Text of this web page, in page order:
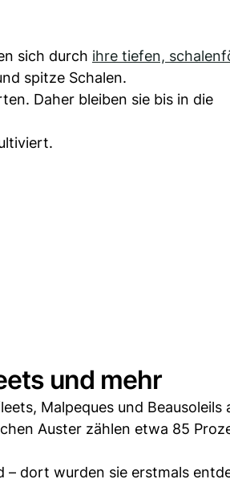
sich durch ihre tiefen,
spitze Schalen.
Daher bleiben sie bis in die
und mehr
Malpeques und Beausoleils
Auster zählen etwa 85
– dort wurden sie erstmals